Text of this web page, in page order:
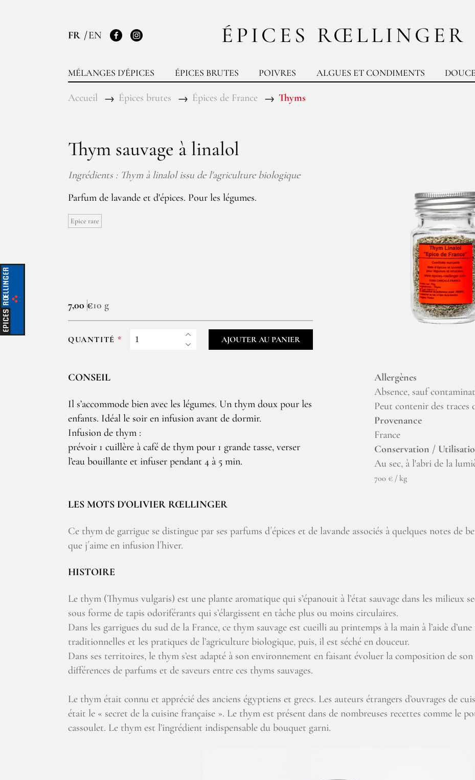
ÉPICES RŒLLINGER
FR EN
FacebookInstagram
MÉLANGES D'ÉPICES ÉPICES BRUTES POIVRES ALGUES ET CONDIMENTS
Accueil Épices brutes Épices de France Thyms
Thym sauvage à linalol
Ingrédients : Thym à linalol issu de l'agriculture biologique
Parfum de lavande et d'épices. Pour les légumes.
Epice rare
7,00 €10 g
QUANTITÉ AJOUTER AU PANIER
CONSEIL
Il s’accommode bien avec les légumes. Un thym doux pour les
enfants. Idéal le soir en infusion avant de dormir.
Infusion de thym :
prévoir 1 cuillère à café de thym pour 1 grande tasse, verser
l’eau bouillante et infuser pendant 4 à 5 min.
Allergènes
Absence, sauf
Peut contenir des traces
Provenance
France
Conservation /
Au sec, à l'abri de la
700 € / kg
LES MOTS D'OLIVIER RŒLLINGER
Ce thym de garrigue se distingue par ses parfums d´épices et de lavande associés à quelques notes de
que j´aime en infusion l´hiver.
HISTOIRE
Le thym (Thymus vulgaris) est une plante aromatique qui s’épanouit à l’état sauvage dans les milieux
sous forme de tapis odoriférants qui s’élargissent en tâche plus ou moins circulaires.
Dans les garrigues du sud de la France, ce thym sauvage est cueilli au printemps à la main à l’aide
traditionnelles et les pratiques de l’agriculture biologique, puis, il est séché en douceur.
Dans ses territoires, le thym s’est adapté à son environnement en faisant évoluer la composition de
différences de parfums et de saveurs entre ces thyms sauvages.
Le thym était connu et apprécié des anciens égyptiens et grecs. Les auteurs étrangers d’ouvrages de
était le « secret de la cuisine française ». Le thym est présent dans de nombreuses recettes comme le
cassoulet. Le thym est l’ingrédient indispensable du bouquet garni.